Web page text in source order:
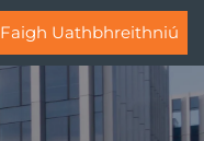
Faigh Uathbhreithniú